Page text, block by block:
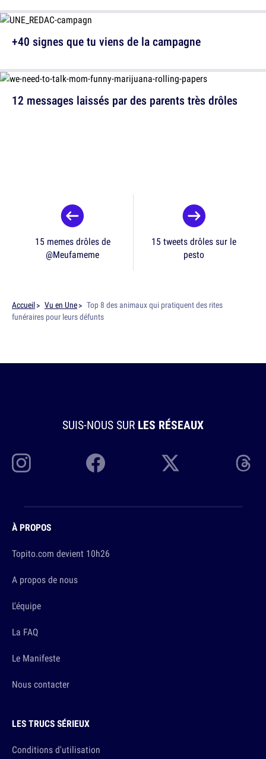
12 messages laissés par des parents très drôles
+40 signes que tu viens de la campagne
15 memes drôles de
@Meufameme
15 tweets drôles sur le
pesto
Accueil Vu en Une
Top 8 des animaux qui pratiquent des rites
funéraires pour leurs défunts
SUIS-NOUS SUR LES RÉSEAUX
À PROPOS
Topito.com devient 10h26
A propos de nous
L'équipe
La FAQ
Le Manifeste
Nous contacter
LES TRUCS SÉRIEUX
Conditions d'utilisation